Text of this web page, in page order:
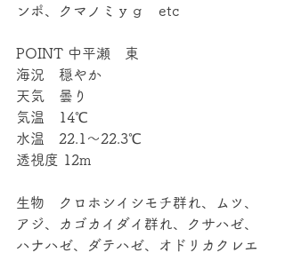
ンポ、クマノミｙｇ　etc
POINT 中平瀬　東
海況　穏やか
天気　曇り
気温　14℃
水温　22.1～22.3℃
透視度 12m
生物　クロホシイシモチ群れ、ムツ、
アジ、カゴカイダイ群れ、クサハゼ、
ハナハゼ、ダテハゼ、オドリカクレエ